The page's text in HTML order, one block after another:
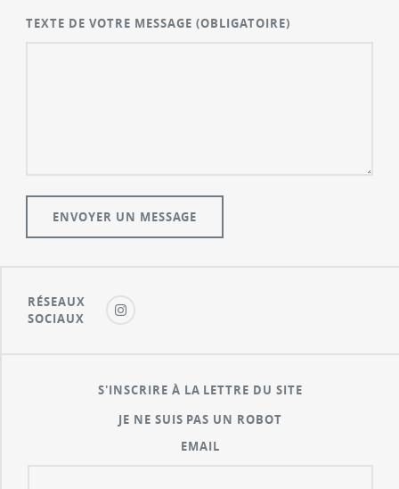
TEXTE DE VOTRE MESSAGE(OBLIGATOIRE)
RÉSEAUX
SOCIAUX
S'INSCRIRE À LA LETTRE DU SITE
JE NE SUIS PAS UN ROBOT
EMAIL